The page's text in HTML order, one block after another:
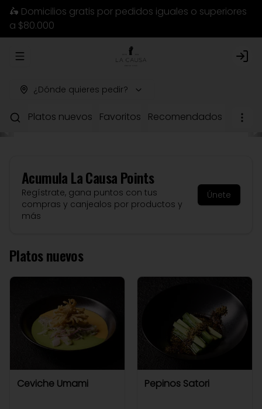
🛵 Domicilios gratis por pedidos iguales o superiores
a $80.000
Abrir menu de navegación
¿Dónde quieres pedir?
Platos nuevos Favoritos Recomendados del chef
AcumulaLa Causa Points
Regístrate, gana puntos con tus
compras y canjealos por productos y
más
Únete
Platos nuevos
Ceviche Umami Pepinos Satori